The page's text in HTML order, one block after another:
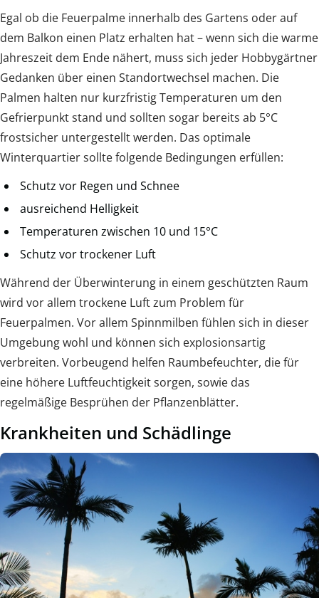
Egal ob die Feuerpalme innerhalb des Gartens oder auf
dem Balkon einen Platz erhalten hat – wenn sich die warme
Jahreszeit dem Ende nähert, muss sich jeder Hobbygärtner
Gedanken über einen Standortwechsel machen. Die
Palmen halten nur kurzfristig Temperaturen um den
Gefrierpunkt stand und sollten sogar bereits ab 5°C
frostsicher untergestellt werden. Das optimale
Winterquartier sollte folgende Bedingungen erfüllen:
Schutz vor Regen und Schnee
ausreichend Helligkeit
Temperaturen zwischen 10 und 15°C
Schutz vor trockener Luft
Während der Überwinterung in einem geschützten Raum
wird vor allem trockene Luft zum Problem für
Feuerpalmen. Vor allem Spinnmilben fühlen sich in dieser
Umgebung wohl und können sich explosionsartig
verbreiten. Vorbeugend helfen Raumbefeuchter, die für
eine höhere Luftfeuchtigkeit sorgen, sowie das
regelmäßige Besprühen der Pflanzenblätter.
Krankheiten und Schädlinge